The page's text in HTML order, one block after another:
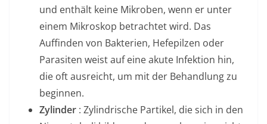
und enthält keine Mikroben, wenn er unter
einem Mikroskop betrachtet wird. Das
Auffinden von Bakterien, Hefepilzen oder
Parasiten weist auf eine akute Infektion hin,
die oft ausreicht, um mit der Behandlung zu
beginnen.
Zylinder : Zylindrische Partikel, die sich in den